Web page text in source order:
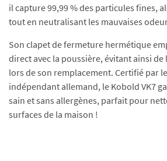
il capture 99,99 % des particules fines,
tout en neutralisant les mauvaises
Son clapet de fermeture hermétique
direct avec la poussière, évitant ainsi
lors de son remplacement. Certifié par
indépendant allemand, le Kobold VK7
sain et sans allergènes, parfait pour
surfaces de la maison !